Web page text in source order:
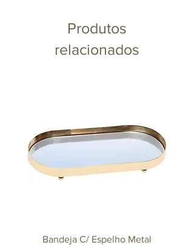
Produtos
relacionados
Bandeja C/ Espelho Metal